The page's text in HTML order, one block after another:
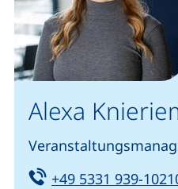
Alexa
Tel:
+49 5331 939-